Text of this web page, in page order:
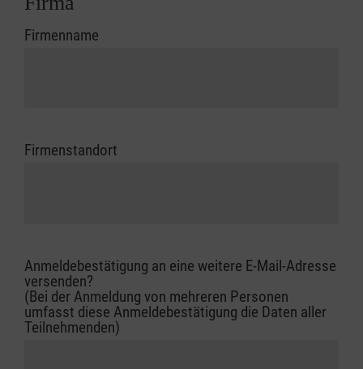
Firmenname
Firmenstandort
Anmeldebestätigung an eine weitere E-Mail-Adresse
versenden?
(Bei der Anmeldung von mehreren Personen
umfasst diese Anmeldebestätigung die Daten aller
Teilnehmenden)